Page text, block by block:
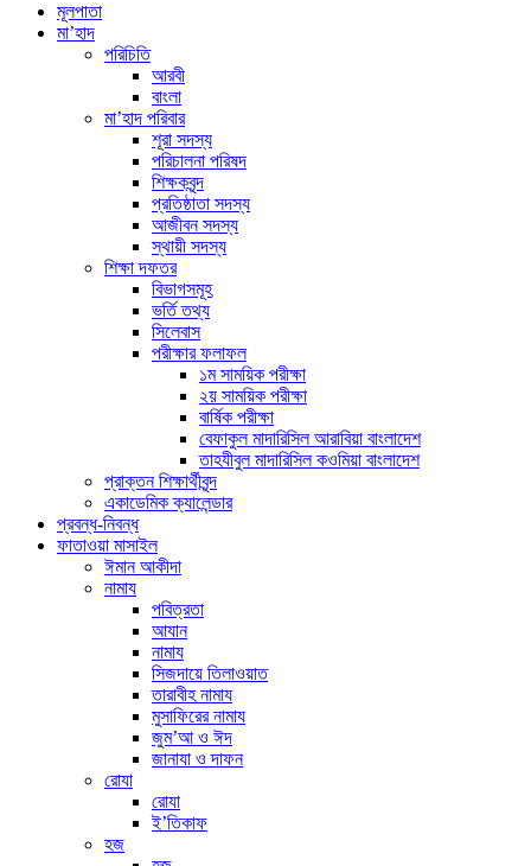
মূলপাতা
মা’হাদ
পরিচিতি
আরবী
বাংলা
মা’হাদ পরিবার
শূরা সদস্য
পরিচালনা পরিষদ
শিক্ষকবৃন্দ
প্রতিষ্ঠাতা সদস্য
আজীবন সদস্য
স্থায়ী সদস্য
শিক্ষা দফতর
বিভাগসমূহ
ভর্তি তথ্য
সিলেবাস
পরীক্ষার ফলাফল
১ম সাময়িক পরীক্ষা
২য় সাময়িক পরীক্ষা
বার্ষিক পরীক্ষা
বেফাকুল মাদারিসিল আরাবিয়া বাংলাদেশ
তাহযীবুল মাদারিসিল কওমিয়া বাংলাদেশ
প্রাক্তন শিক্ষার্থীবৃন্দ
একাডেমিক ক্যালেন্ডার
প্রবন্ধ-নিবন্ধ
ফাতাওয়া মাসাইল
ঈমান আকীদা
নামায
পবিত্রতা
আযান
নামায
সিজদায়ে তিলাওয়াত
তারাবীহ নামায
মুসাফিরের নামায
জুম’আ ও ঈদ
জানাযা ও দাফন
রোযা
রোযা
ই’তিকাফ
হজ